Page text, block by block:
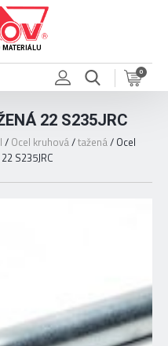
0
22 S235JRC
/ Ocel kruhová/tažená/ Ocel
S235JRC